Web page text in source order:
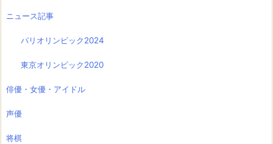
ニュース記事
パリオリンピック2024
東京オリンピック2020
俳優・女優・アイドル
声優
将棋